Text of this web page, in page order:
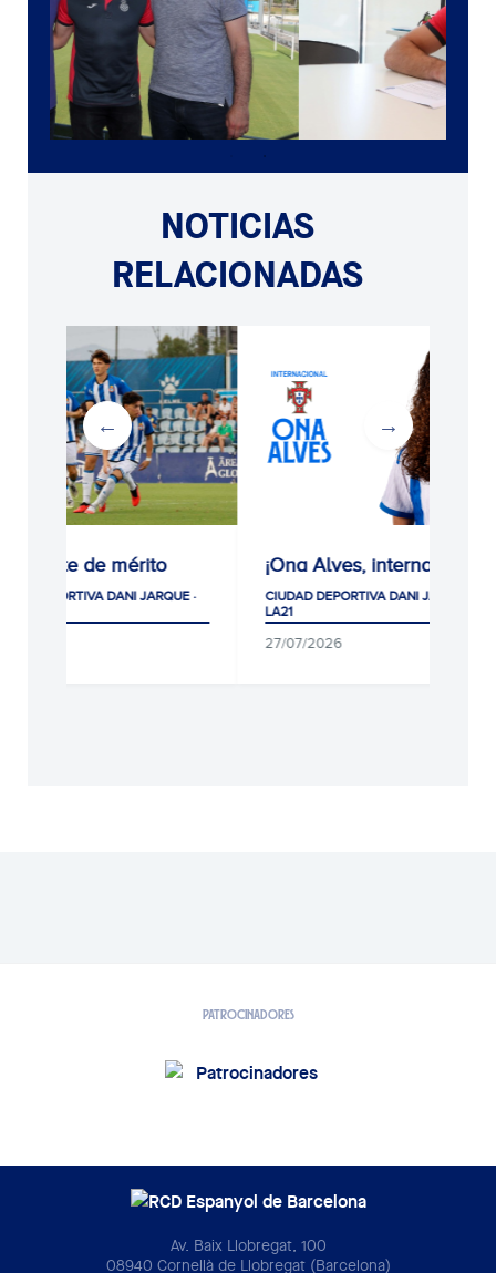
NOTICIAS
RELACIONADAS
¡Ona Alves, internacional!
CIUDAD DEPORTIVA DANI JARQUE ·
Gran
PATROCINADORES
Av. Baix Llobregat, 100
08940 Cornellà de Llobregat (Barcelona)